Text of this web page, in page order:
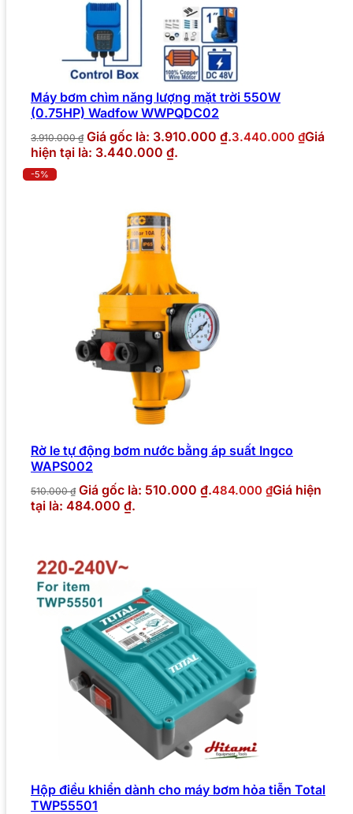
Máy bơm chìm năng lượng mặt trời 550W
(0.75HP) Wadfow WWPQDC02
3.910.000₫ Giá gốc là: 3.910.000 ₫.3.440.000 ₫Giá
hiện tại là: 3.440.000 ₫.
-5%
Rờ le tự động bơm nước bằng áp suất Ingco
WAPS002
510.000₫ Giá gốc là: 510.000 ₫.484.000 ₫Giá hiện
tại là: 484.000 ₫.
Hộp điều khiển dành cho máy bơm hỏa tiễn Total
TWP55501